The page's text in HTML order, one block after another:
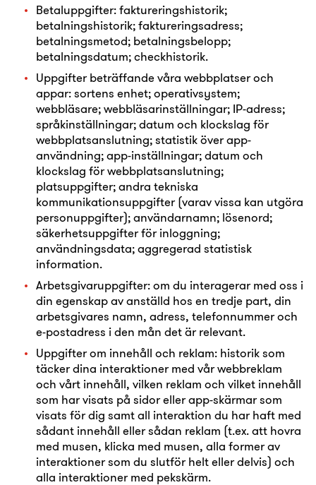
Betaluppgifter: faktureringshistorik;
betalningshistorik; faktureringsadress;
betalningsmetod; betalningsbelopp;
betalningsdatum; checkhistorik.
Uppgifter beträffande våra webbplatser och
appar: sortens enhet; operativsystem;
webbläsare; webbläsarinställningar; IP-adress;
språkinställningar; datum och klockslag för
webbplatsanslutning; statistik över app-
användning; app-inställningar; datum och
klockslag för webbplatsanslutning;
platsuppgifter; andra tekniska
kommunikationsuppgifter (varav vissa kan utgöra
personuppgifter); användarnamn; lösenord;
säkerhetsuppgifter för inloggning;
användningsdata; aggregerad statistisk
information.
Arbetsgivaruppgifter: om du interagerar med oss i
din egenskap av anställd hos en tredje part, din
arbetsgivares namn, adress, telefonnummer och
e-postadress i den mån det är relevant.
Uppgifter om innehåll och reklam: historik som
täcker dina interaktioner med vår webbreklam
och vårt innehåll, vilken reklam och vilket innehåll
som har visats på sidor eller app-skärmar som
visats för dig samt all interaktion du har haft med
sådant innehåll eller sådan reklam (t.ex. att hovra
med musen, klicka med musen, alla former av
interaktioner som du slutför helt eller delvis) och
alla interaktioner med pekskärm.